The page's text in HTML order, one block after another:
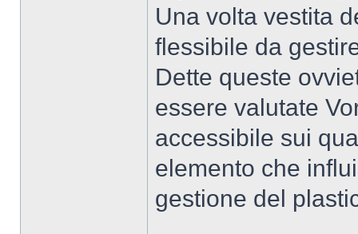
Una volta vestita
flessibile da
Dette queste
essere valutate
accessibile sui
elemento che
gestione del